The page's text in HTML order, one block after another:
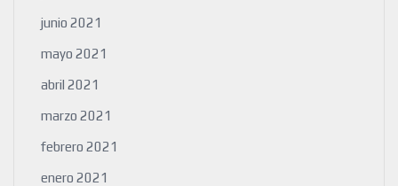
junio 2021
mayo 2021
abril 2021
marzo 2021
febrero 2021
enero 2021